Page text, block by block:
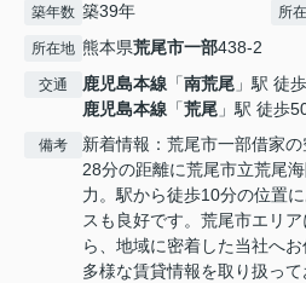
築年数 築39年 所
所在地 熊本県荒尾市一部438-2
交通 鹿児島本線 「南荒尾 」駅 徒
鹿児島本線 「荒尾 」駅 徒歩
備考
新着情報：荒尾市一部借家
28分の距離に荒尾市立荒尾
力。駅から徒歩10分の位置
スも良好です。荒尾市エリ
ら、地域に密着した当社へ
多様な賃貸情報を取り扱っ